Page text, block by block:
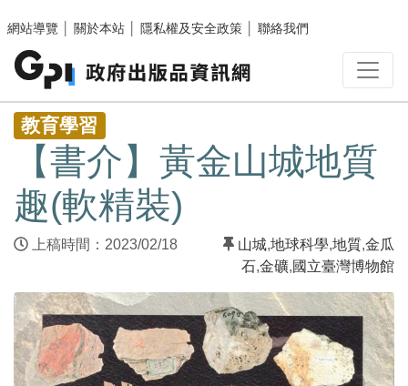
網站導覽
關於本站 隱私權及安全政策 聯絡我們
:::
教育學習
【書介】黃金山城地質
趣(軟精裝)
上稿時間：2023/02/18 山城,地球科學,地質,金瓜
石,金礦,國立臺灣博物館